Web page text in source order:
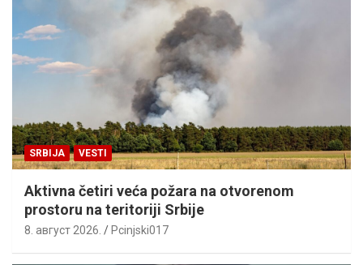
SRBIJA VESTI
Aktivna četiri veća požara na otvorenom
prostoru na teritoriji Srbije
8. август 2026. Pcinjski017